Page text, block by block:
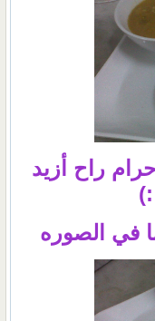
راح أزيد
في الصوره